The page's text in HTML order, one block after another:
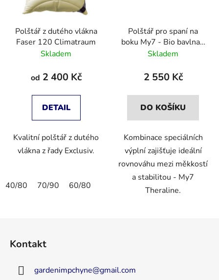
Polštář z dutého vlákna
Faser 120 Climatraum
Skladem
od 2 400 Kč
DETAIL
Kvalitní polštář z dutého
vlákna z řady Exclusiv.
40/80 70/90 60/80
Polštář pro spaní na
boku My7 - Bio bavlna -
Bambus
Skladem
2 550 Kč
DO KOŠÍKU
Kombinace speciálních
výplní zajišťuje ideální
rovnováhu mezi měkkostí
a stabilitou - My7
Theraline.
Kontakt
gardenimpchyne@gmail.com